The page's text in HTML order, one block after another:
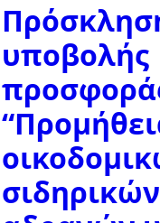
υποβολής